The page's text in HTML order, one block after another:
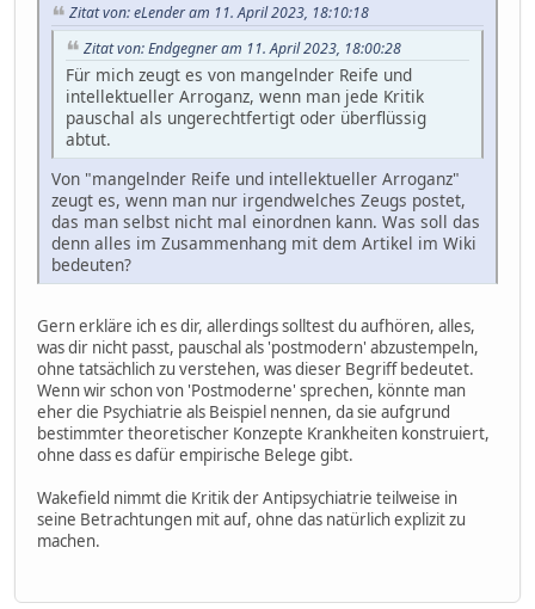
Zitat von: eLender am 11. April 2023, 18:10:18
Zitat von: Endgegner am 11. April 2023, 18:00:28
Für mich zeugt es von mangelnder Reife und
intellektueller Arroganz, wenn man jede Kritik
pauschal als ungerechtfertigt oder überflüssig
abtut.
Von "mangelnder Reife und intellektueller Arroganz"
zeugt es, wenn man nur irgendwelches Zeugs postet,
das man selbst nicht mal einordnen kann. Was soll das
denn alles im Zusammenhang mit dem Artikel im Wiki
bedeuten?
Gern erkläre ich es dir, allerdings solltest du aufhören, alles,
was dir nicht passt, pauschal als 'postmodern' abzustempeln,
ohne tatsächlich zu verstehen, was dieser Begriff bedeutet.
Wenn wir schon von 'Postmoderne' sprechen, könnte man
eher die Psychiatrie als Beispiel nennen, da sie aufgrund
bestimmter theoretischer Konzepte Krankheiten konstruiert,
ohne dass es dafür empirische Belege gibt.
Wakefield nimmt die Kritik der Antipsychiatrie teilweise in
seine Betrachtungen mit auf, ohne das natürlich explizit zu
machen.